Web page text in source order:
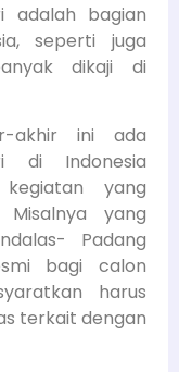
adalah bagian
seperti juga
dikaji di
akhir ini ada
di Indonesia
yang
yang
Padang
bagi calon
harus
terkait dengan